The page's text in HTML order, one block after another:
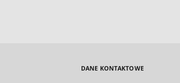
DANE KONTAKTOWE